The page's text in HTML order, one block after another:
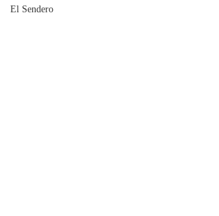
El Sendero